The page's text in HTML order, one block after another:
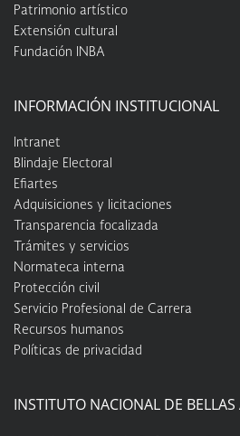
Patrimonio artístico
Extensión cultural
Fundación INBA
INFORMACIÓN INSTITUCIONAL
Intranet
Blindaje Electoral
Efiartes
Adquisiciones y licitaciones
Transparencia focalizada
Trámites y servicios
Normateca interna
Protección civil
Servicio Profesional de Carrera
Recursos humanos
Políticas de privacidad
INSTITUTO NACIONAL DE BELLAS